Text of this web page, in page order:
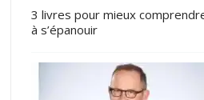
3 livres pour mieux
à s’épanouir